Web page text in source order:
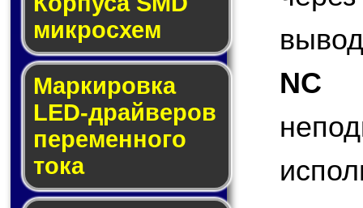
мик­ро­схем
Маркировка
LED-драй­ве­ров
пе­ре­мен­но­го
то­ка
NC